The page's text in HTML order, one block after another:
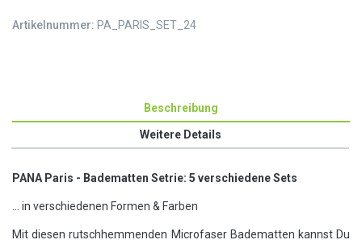
Artikelnummer: PA_PARIS_SET_24
Beschreibung
Weitere Details
PANA Paris - Badematten Setrie: 5 verschiedene Sets
... in verschiedenen Formen & Farben
Mit diesen rutschhemmenden Microfaser Badematten kannst Du